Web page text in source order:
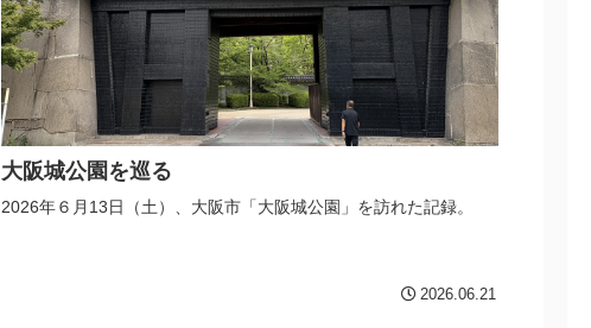
大阪城公園を巡る
2026年６月13日（土）、大阪市「大阪城公園」を訪れた記録。
2026.06.21